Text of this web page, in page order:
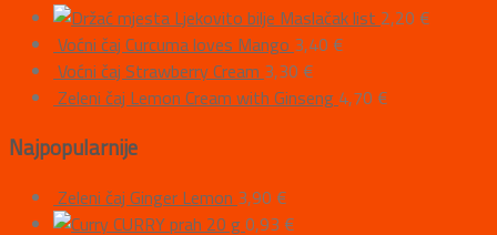
Ljekovito bilje Maslačak list 2,20 €
Voćni čaj Curcuma loves Mango 3,40 €
Voćni čaj Strawberry Cream 3,30 €
Zeleni čaj Lemon Cream with Ginseng 4,70 €
Najpopularnije
Zeleni čaj Ginger Lemon 3,90 €
CURRY prah 20 g 0,93 €